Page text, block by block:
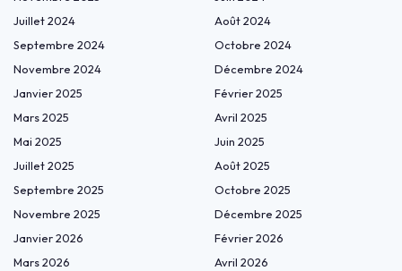
Juillet 2024
Août 2024
Septembre 2024
Octobre 2024
Novembre 2024
Décembre 2024
Janvier 2025
Février 2025
Mars 2025
Avril 2025
Mai 2025
Juin 2025
Juillet 2025
Août 2025
Septembre 2025
Octobre 2025
Novembre 2025
Décembre 2025
Janvier 2026
Février 2026
Mars 2026
Avril 2026